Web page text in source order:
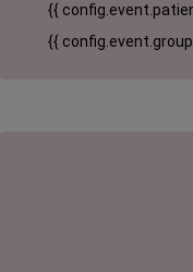
{{
{{